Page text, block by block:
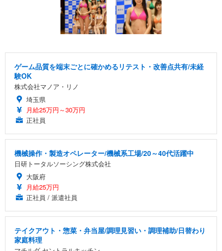
ゲーム品質を端末ごとに確かめるリテスト・改善点共有/未経
験OK
株式会社マノア・リノ
埼玉県
月給25万円～30万円
正社員
機械操作・製造オペレーター/機械系工場/20～40代活躍中
日研トータルソーシング株式会社
大阪府
月給25万円
正社員 / 派遣社員
テイクアウト・惣菜・弁当屋/調理見習い・調理補助/日替わり
家庭料理